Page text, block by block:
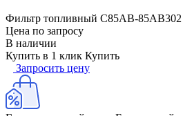
Фильтр топливный C85AB-85AB302
Цена по запросу
В наличии
Купить в 1 клик Купить
Запросить цену